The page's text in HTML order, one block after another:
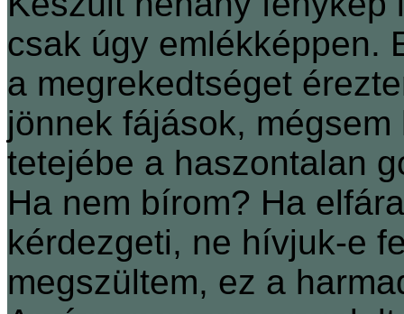
csak úgy emlékképpen.
a megrekedtséget
jönnek fájások,
tetejébe a haszontalan
Ha nem bírom? Ha
kérdezgeti, ne hívjuk-e
megszültem, ez a